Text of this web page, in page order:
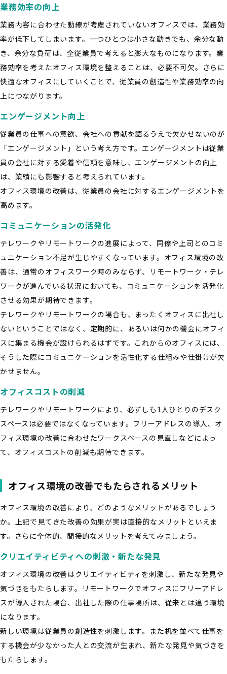
業務効率の向上
業務内容に合わせた動線が考慮されていないオフィスでは、業務効
率が低下してしまいます。一つひとつは小さな動きでも、余分な動
き、余分な負荷は、全従業員で考えると膨大なものになります。業
務効率を考えたオフィス環境を整えることは、必要不可欠。さらに
快適なオフィスにしていくことで、従業員の創造性や業務効率の向
上につながります。
エンゲージメント向上
従業員の仕事への意欲、会社への貢献を語るうえで欠かせないのが
「エンゲージメント」という考え方です。エンゲージメントは従業
員の会社に対する愛着や信頼を意味し、エンゲージメントの向上
は、業績にも影響すると考えられています。
オフィス環境の改善は、従業員の会社に対するエンゲージメントを
高めます。
コミュニケーションの活発化
テレワークやリモートワークの進展によって、同僚や上司とのコミ
ュニケーション不足が生じやすくなっています。オフィス環境の改
善は、通常のオフィスワーク時のみならず、リモートワーク・テレ
ワークが進んでいる状況においても、コミュニケーションを活発化
させる効果が期待できます。
テレワークやリモートワークの場合も、まったくオフィスに出社し
ないということではなく、定期的に、あるいは何かの機会にオフィ
スに集まる機会が設けられるはずです。これからのオフィスには、
そうした際にコミュニケーションを活性化する仕組みや仕掛けが欠
かせません。
オフィスコストの削減
テレワークやリモートワークにより、必ずしも1人ひとりのデスク
スペースは必要ではなくなっています。フリーアドレスの導入、オ
フィス環境の改善に合わせたワークスペースの見直しなどによっ
て、オフィスコストの削減も期待できます。
オフィス環境の改善でもたらされるメリット
オフィス環境の改善により、どのようなメリットがあるでしょう
か。上記で見てきた改善の効果が実は直接的なメリットといえま
す。さらに全体的、間接的なメリットを考えてみましょう。
クリエイティビティへの刺激・新たな発見
オフィス環境の改善はクリエイティビティを刺激し、新たな発見や
気づきをもたらします。リモートワークでオフィスにフリーアドレ
スが導入された場合、出社した際の仕事場所は、従来とは違う環境
になります。
新しい環境は従業員の創造性を刺激します。また机を並べて仕事を
する機会が少なかった人との交流が生まれ、新たな発見や気づきを
もたらします。